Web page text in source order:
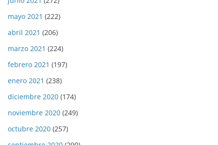
mayo 2021 (222)
abril 2021 (206)
marzo 2021 (224)
febrero 2021 (197)
enero 2021 (238)
diciembre 2020 (174)
noviembre 2020 (249)
octubre 2020 (257)